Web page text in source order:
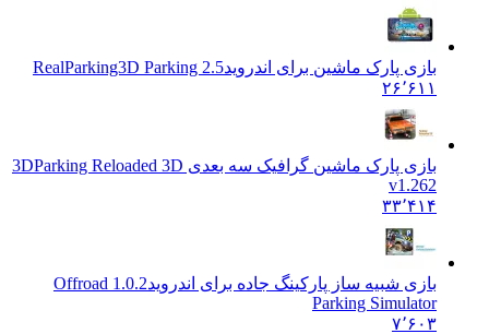
بازی پارک ماشین برای اندرویدRealParking3D Parking 2.5
۲۶٬۶۱۱
بازی پارک ماشین گرافیک سه بعدی 3D Parking Reloaded 3D
v1.262
۳۳٬۴۱۴
بازی شبیه ساز پارکینگ جاده برای اندروید
1.0.2 Offroad
Parking Simulator
۷٬۶۰۳